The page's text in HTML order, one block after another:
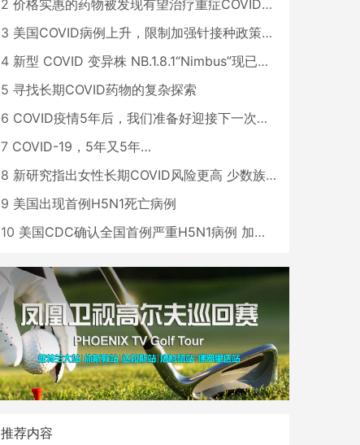
2 价格实惠的药物被发现有望治疗重症COVID患者
3 美国COVID病例上升，限制加强针接种政策即将出台
4 新型 COVID 变异株 NB.1.8.1“Nimbus”现已在美国占据主导地位
5 寻找长期COVID药物的复杂探索
6 COVID疫情5年后，我们准备好迎接下一次大流行了吗？
7 COVID-19，5年又5年…
8 新研究指出女性长期COVID风险更高 少数族裔儿童存在差异
9 美国出现首例H5N1死亡病例
10 美国CDC确认全国首例严重H5N1病例 加州进入紧急状态
推荐内容